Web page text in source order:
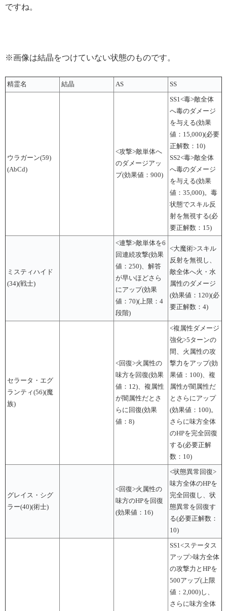
ですね。
※画像は結晶をつけていない状態のものです。
精霊名 結晶 AS SS
ウラガーン(59)
(AbCd)
<攻撃>敵単体へ
のダメージアッ
プ(効果値：900)
SS1<毒>敵全体
へ毒のダメージ
を与える(効果
値：15,000)(必要
正解数：10)
SS2<毒>敵全体
へ毒のダメージ
を与える(効果
値：35,000)。毒
状態でスキル反
射を無視する(必
要正解数：15)
ミスティハイド
(34)(戦士)
<連撃>敵単体を6
回連続攻撃(効果
値：250)、解答
が早いほどさら
にアップ(効果
値：70)(上限：4
段階)
<大魔術>スキル
反射を無視し、
敵全体へ火・水
属性のダメージ
(効果値：120)(必
要正解数：4)
セラータ・エグ
ランティ(56)(魔
族)
<回復>火属性の
味方を回復(効果
値：12)、複属性
が闇属性だとさ
らに回復(効果
値：8)
<複属性ダメージ
強化>5ターンの
間、火属性の攻
撃力をアップ(効
果値：100)、複
属性が闇属性だ
とさらにアップ
(効果値：100)。
さらに味方全体
のHPを完全回復
する(必要正解
数：10)
グレイス・シグ
ラー(40)(術士)
<回復>火属性の
味方のHPを回復
(効果値：16)
<状態異常回復>
味方全体のHPを
完全回復し、状
態異常を回復す
る(必要正解数：
10)
SS1<ステータス
アップ>味方全体
の攻撃力とHPを
500アップ(上限
値：2,000)し、
さらに味方全体